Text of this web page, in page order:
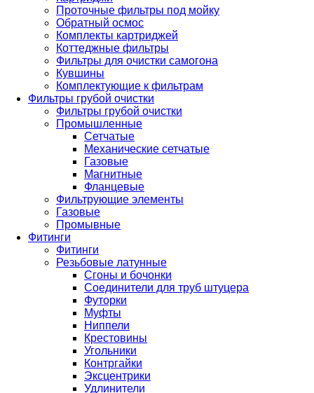
Проточные фильтры под мойку
Обратный осмос
Комплекты картриджей
Коттеджные фильтры
Фильтры для очистки самогона
Кувшины
Комплектующие к фильтрам
Фильтры грубой очистки
Фильтры грубой очистки
Промышленные
Сетчатые
Механические сетчатые
Газовые
Магнитные
Фланцевые
Фильтрующие элементы
Газовые
Промывные
Фитинги
Фитинги
Резьбовые латунные
Сгоны и бочонки
Соединители для труб штуцера
Футорки
Муфты
Ниппели
Крестовины
Угольники
Контргайки
Эксцентрики
Удлинители